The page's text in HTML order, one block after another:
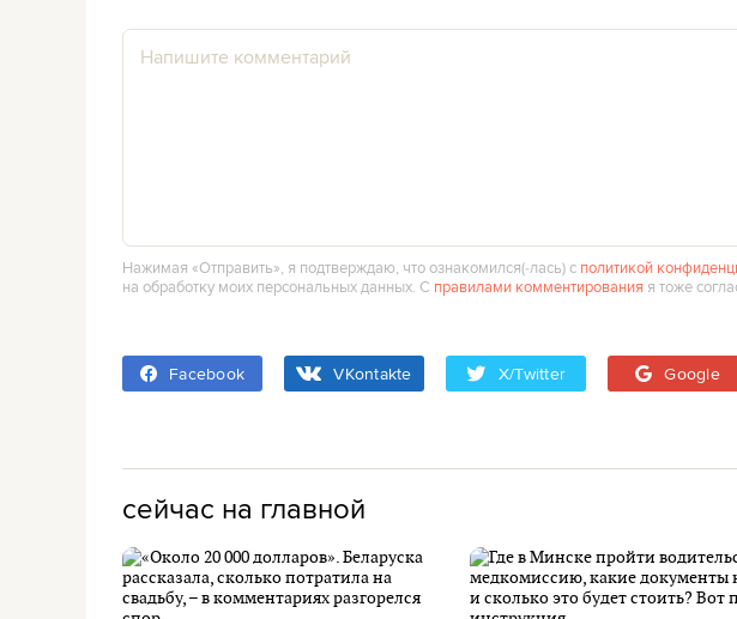
Нажимая «Отправить», я подтверждаю, что ознакомился(‑лась) с политикой
на обработку моих персональных данных. С правилами комментирования я тоже
Facebook VKontakte X/Twitter Google
сейчас на главной